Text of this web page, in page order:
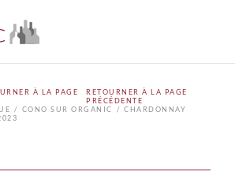
RETOURNER À LA PAGE
PRÉCÉDENTE
CONO SUR ORGANIC
CHARDONNAY